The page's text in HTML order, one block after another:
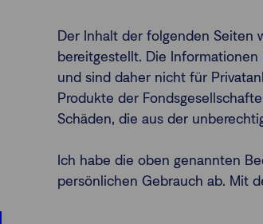
Der Inhalt der folgenden Seiten
bereitgestellt. Die
und sind daher nicht für
Produkte der
Schäden, die aus der
Ich habe die oben genannten
persönlichen Gebrauch ab. Mit